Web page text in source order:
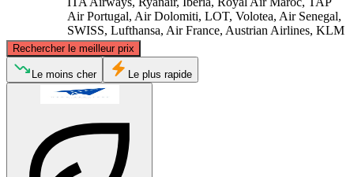
Air Portugal, Air Dolomiti, LOT, Volotea, Air Senegal,
SWISS, Lufthansa, Air France, Austrian Airlines, KLM
Rechercher le meilleur prix
Lyon
©CARTO, © OpenStreetMapcontributors
Le moins cher Le plus rapide